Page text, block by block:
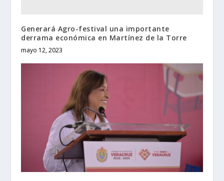
Generará Agro-festival una importante
derrama económica en Martínez de la Torre
mayo 12, 2023